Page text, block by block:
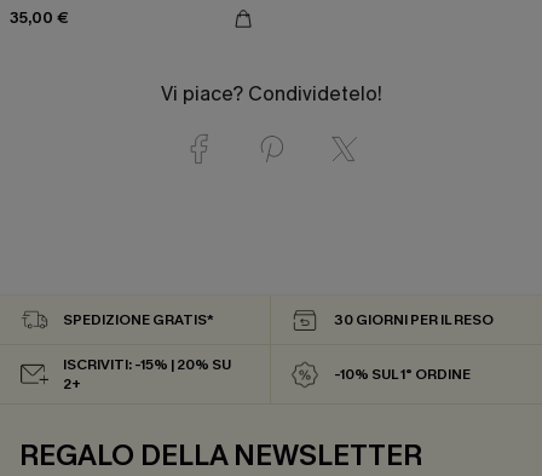
35,00 €
Vi piace? Condividetelo!
SPEDIZIONE GRATIS* 30 GIORNI PER IL RESO
ISCRIVITI: -15% | 20% SU
2+
-10% SUL 1° ORDINE
REGALO DELLA NEWSLETTER